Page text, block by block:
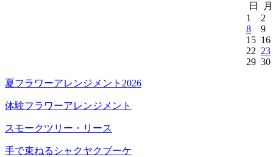
日
月
1
2
8
9
15 16
22 23
29 30
夏フラワーアレンジメント2026
体験フラワーアレンジメント
スモークツリー・リース
手で束ねるシャクヤクブーケ